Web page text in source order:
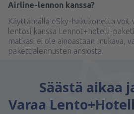
Airline-lennon kanssa?
Käyttämällä eSky-hakukonetta voit
lentosi kanssa Lennot+hotelli-
matkasi ei ole ainoastaan mukava,
pakettialennusten ansiosta.
Säästä aikaa
Varaa